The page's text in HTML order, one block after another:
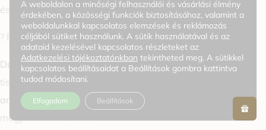
és allantoin hozzáadottnyugtató hidratálást biztosít.
? Főbb hatóanyagok és szerepük
Dual Vitamin C Complex– stabil C-vitamin derivátum és
tiszta C-vitamin kombinációja, amely segít
arcbőrt, csökkenteni a fakó tónust és egyenletesebb
megjelenést biztosítani.
A weboldalon a minőségi felhasználói és vásárlási élmény
érdekében, a közösségi funkciók biztosításához, valamint a
weboldalunkkal kapcsolatos elemzések és reklámozás
céljából sütiket használunk. A sütik használatával és az
adataid kezelésével kapcsolatos részleteket az
Adatkezelési tájékoztatónkban tekintheted meg. A sütikkel
kapcsolatos beállításaidat a Beállítások gombra kattintva
tudod módosítani.
Elfogadom Beállítások